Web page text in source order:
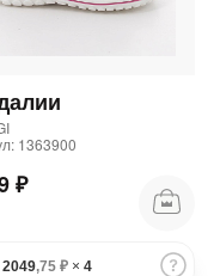
1363900
₽
2049,75 ₽ × 4